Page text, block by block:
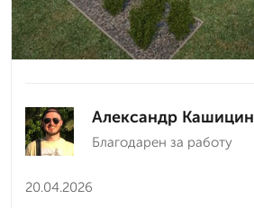
Александр Кашицин
Благодарен за работу
20.04.2026